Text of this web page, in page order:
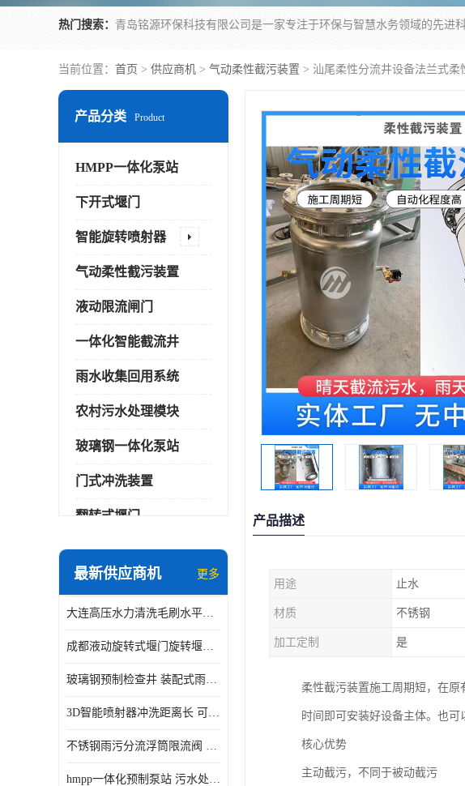
热门搜索：
当前位置： 首页 > 供应商机 > 气动柔性截污装置 > 汕尾柔性分流井设备法兰式
产品分类 Product
HMPP一体化泵站
下开式堰门
智能旋转喷射器
气动柔性截污装置
液动限流闸门
一体化智能截流井
雨水收集回用系统
农村污水处理模块
玻璃钢一体化泵站
门式冲洗装置
翻转式堰门
智能一体化雨水泵站
智能一体化供水泵房
智能一体化净水设备
最新供应商机 更多
大连高压水力清洗毛刷水平自清洁滚刷 水力自动冲洗系统 水力清洗
成都液动旋转式堰门旋转堰门 自动控制 SUS304
玻璃钢预制检查井 装配式雨水污水井 初期弃流井 源头厂家
3D智能喷射器冲洗距离长 可270度旋转 高强度水压远距离喷洗
不锈钢雨污分流浮筒限流阀 DN150-DN1000 品质可信
hmpp一体化预制泵站 污水处理系统 乡镇学校市政排水 厂家供应
产品描述
用途 止水
材质 不锈钢
加工定制 是
柔性截污装置施工周期短，在
时间即可安装好设备主体。也可
核心优势
主动截污，不同于被动截污